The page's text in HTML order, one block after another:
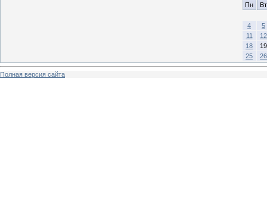
Пн Вт
4
5
11
12
18
19
25
26
Полная версия сайта